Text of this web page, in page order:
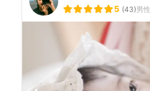
5 (43)男性